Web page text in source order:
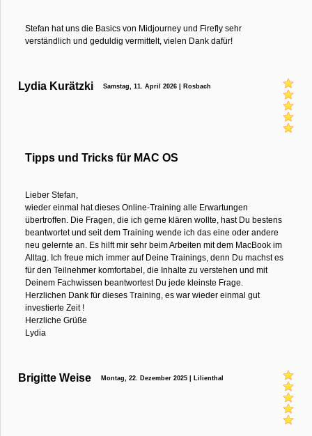
Stefan hat uns die Basics von Midjourney und Firefly sehr
verständlich und geduldig vermittelt, vielen Dank dafür!
Lydia Kurätzki Samstag, 11. April 2026 | Rosbach
Tipps und Tricks für MAC OS
Lieber Stefan,
wieder einmal hat dieses Online-Training alle Erwartungen
übertroffen. Die Fragen, die ich gerne klären wollte, hast Du bestens
beantwortet und seit dem Training wende ich das eine oder andere
neu gelernte an. Es hilft mir sehr beim Arbeiten mit dem MacBook im
Alltag. Ich freue mich immer auf Deine Trainings, denn Du machst es
für den Teilnehmer komfortabel, die Inhalte zu verstehen und mit
Deinem Fachwissen beantwortest Du jede kleinste Frage.
Herzlichen Dank für dieses Training, es war wieder einmal gut
investierte Zeit !
Herzliche Grüße
Lydia
Brigitte Weise Montag, 22. Dezember 2025 | Lilienthal